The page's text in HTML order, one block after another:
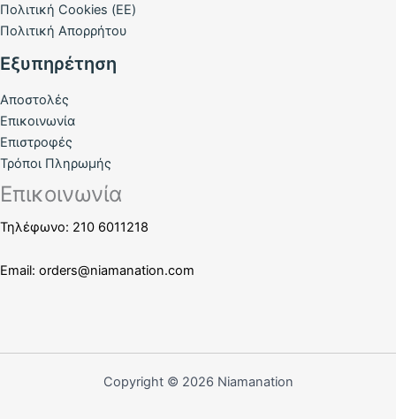
Πολιτική Cookies (ΕΕ)
Πολιτική Απορρήτου
Εξυπηρέτηση
Αποστολές
Επικοινωνία
Επιστροφές
Τρόποι Πληρωμής
Επικοινωνία
Τηλέφωνο: 210 6011218
Email: orders@niamanation.com
Copyright © 2026 Niamanation